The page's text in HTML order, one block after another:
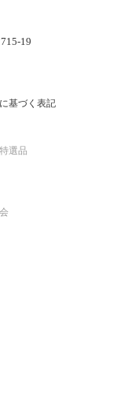
19
基づく表記
選品